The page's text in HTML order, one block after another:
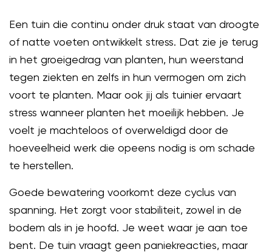
Een tuin die continu onder druk staat van droogte
of natte voeten ontwikkelt stress. Dat zie je terug
in het groeigedrag van planten, hun weerstand
tegen ziekten en zelfs in hun vermogen om zich
voort te planten. Maar ook jij als tuinier ervaart
stress wanneer planten het moeilijk hebben. Je
voelt je machteloos of overweldigd door de
hoeveelheid werk die opeens nodig is om schade
te herstellen.
Goede bewatering voorkomt deze cyclus van
spanning. Het zorgt voor stabiliteit, zowel in de
bodem als in je hoofd. Je weet waar je aan toe
bent. De tuin vraagt geen paniekreacties, maar